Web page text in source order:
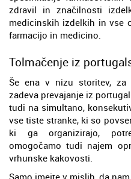
zdravil in značilnosti
medicinskih izdelkih in vse
farmacijo in medicino.
Tolmačenje iz
Še ena v nizu storitev, za
zadeva prevajanje iz
tudi na simultano,
vse tiste stranke, ki so
ki ga organizirajo,
omogočamo tudi najem
vrhunske kakovosti.
Samo imejte v mislih, da